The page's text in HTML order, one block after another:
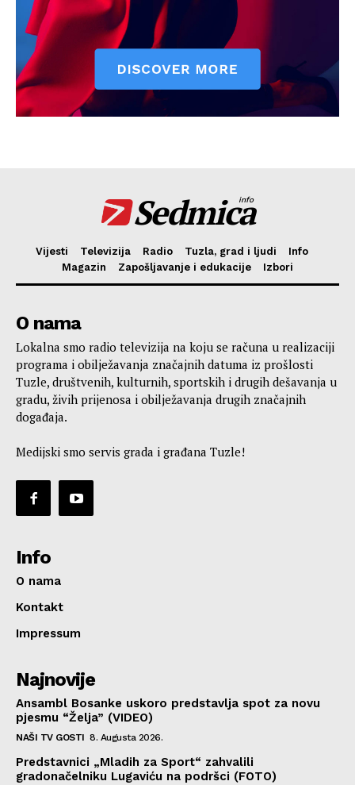
Sedmica
info
Vijesti Televizija Radio Tuzla, grad i ljudi
Info
Magazin
Zapošljavanje i edukacije Izbori
O nama
Lokalna smo radio televizija na koju se računa u realizaciji
programa i obilježavanja značajnih datuma iz prošlosti
Tuzle, društvenih, kulturnih, sportskih i drugih dešavanja u
gradu, živih prijenosa i obilježavanja drugih značajnih
događaja.
Medijski smo servis grada i građana Tuzle!
Info
O nama
Kontakt
Impressum
Najnovije
Ansambl Bosanke uskoro predstavlja spot za novu
pjesmu “Želja” (VIDEO)
NAŠI TV GOSTI 8. Augusta 2026.
Predstavnici „Mladih za Sport“ zahvalili
gradonačelniku Lugaviću na podršci (FOTO)